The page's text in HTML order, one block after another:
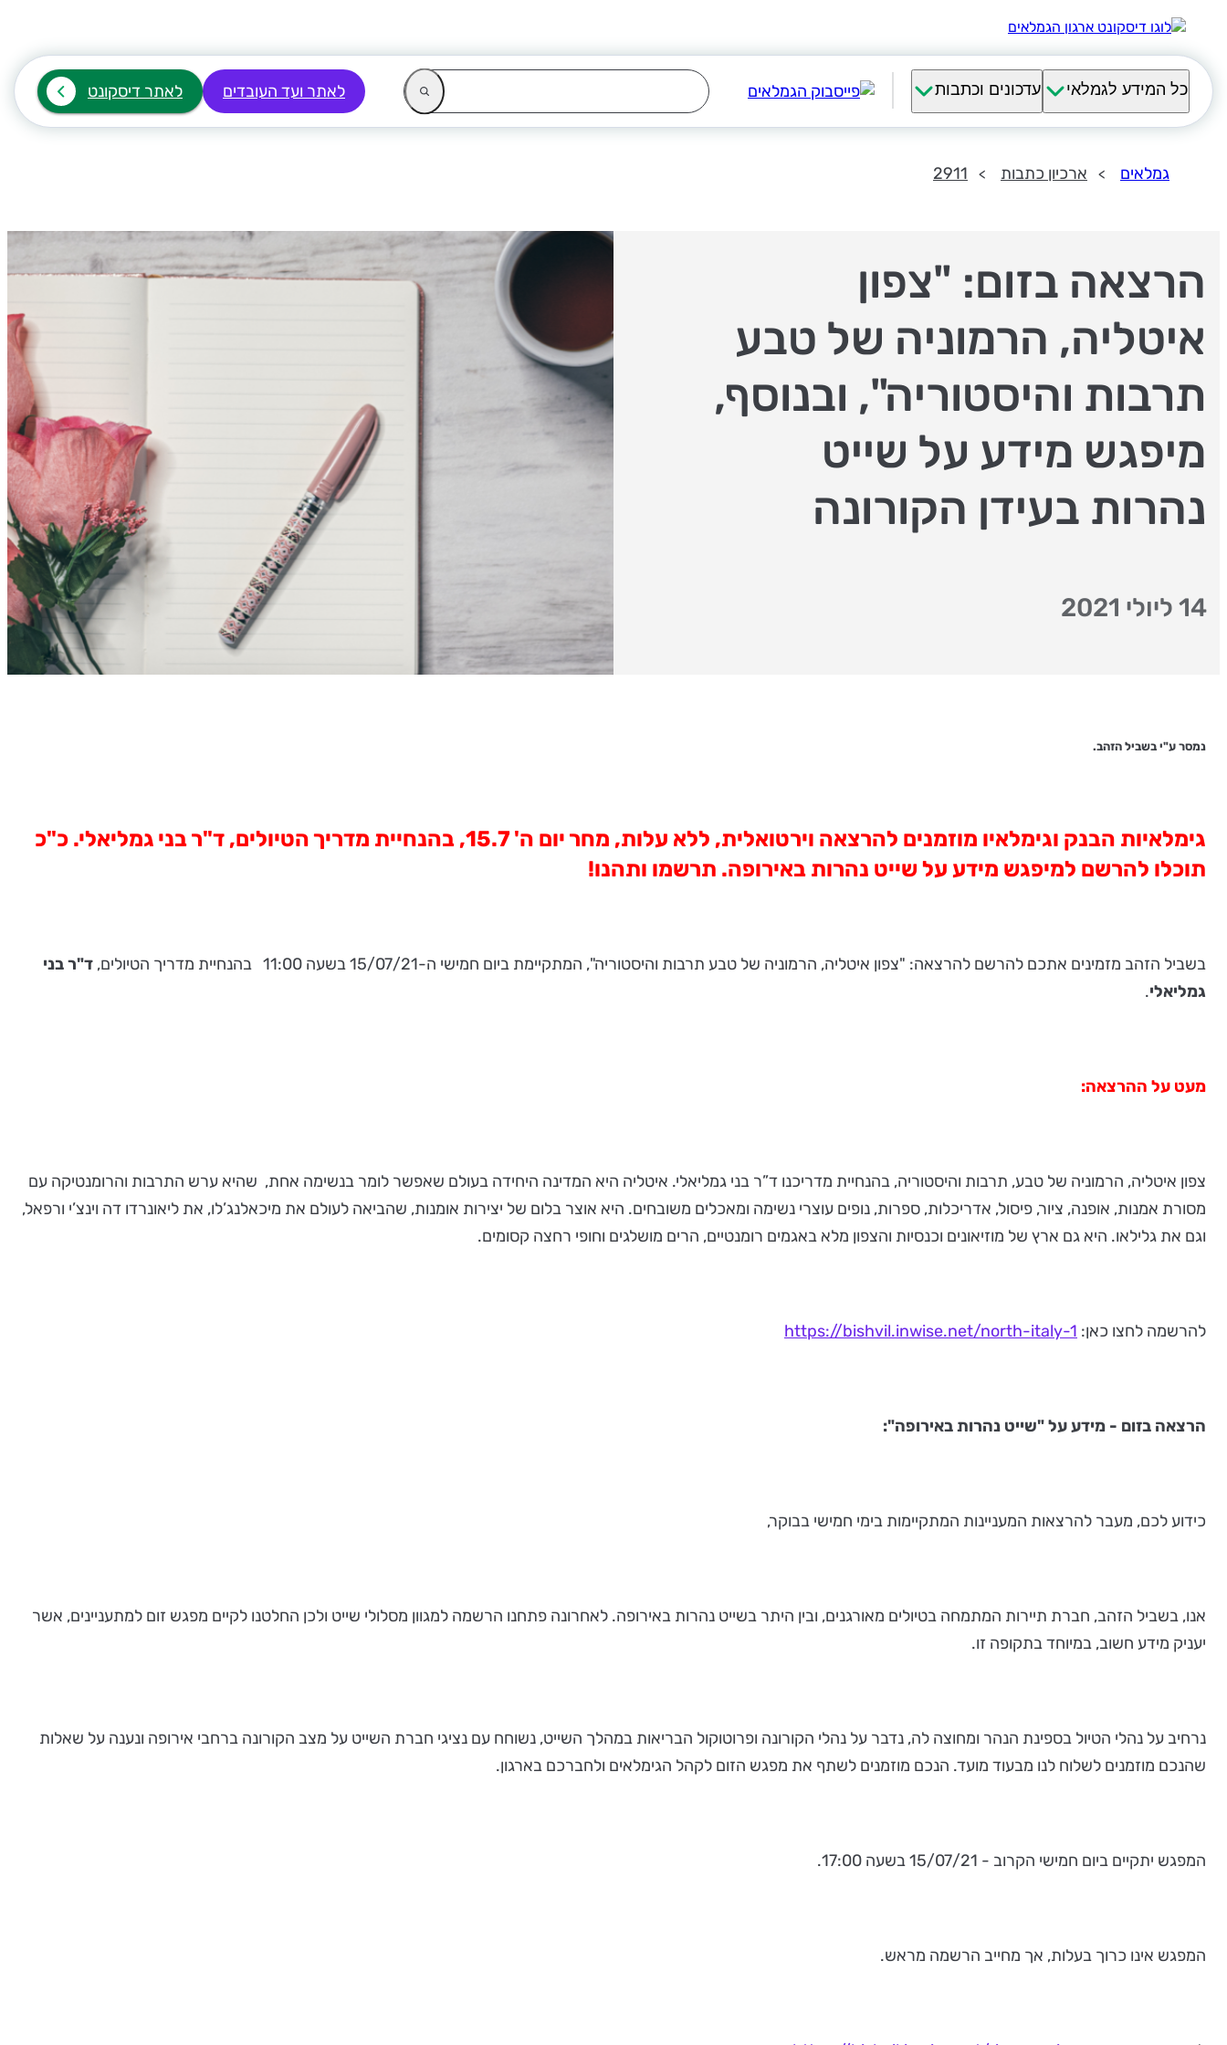
כל המידע לגמלאי עדכונים וכתבות לאתר ועד העובדים לאתר דיסקונט
גמלאים ארכיון כתבות 2911
הרצאה בזום: "צפון
איטליה, הרמוניה של טבע
תרבות והיסטוריה", ובנוסף,
מיפגש מידע על שייט
נהרות בעידן הקורונה
14 ליולי 2021
נמסר ע"י בשביל הזהב.
גימלאיות הבנק וגימלאיו מוזמנים להרצאה וירטואלית, ללא עלות, מחר יום ה' 15.7, בהנחיית מדריך הטיולים, ד"ר בני גמליאלי. כ"כ
תוכלו להרשם למיפגש מידע על שייט נהרות באירופה. תרשמו ותהנו!
בשביל הזהב מזמינים אתכם להרשם להרצאה: "צפון איטליה, הרמוניה של טבע תרבות והיסטוריה", המתקיימת ביום חמישי ה-15/07/21 בשעה 11:00 בהנחיית מדריך הטיולים,
ד"ר בני
גמליאלי.
מעט על ההרצאה:
צפון איטליה, הרמוניה של טבע, תרבות והיסטוריה, בהנחיית מדריכנו ד”ר בני גמליאלי. איטליה היא המדינה היחידה בעולם שאפשר לומר בנשימה אחת, שהיא ערש התרבות והרומנטיקה עם
מסורת אמנות, אופנה, ציור, פיסול, אדריכלות, ספרות, נופים עוצרי נשימה ומאכלים משובחים. היא אוצר בלום של יצירות אומנות, שהביאה לעולם את מיכאלנג’לו, את ליאונרדו דה וינצ’י ורפאל,
וגם את גלילאו. היא גם ארץ של מוזיאונים וכנסיות והצפון מלא באגמים רומנטיים, הרים מושלגים וחופי רחצה קסומים.
להרשמה לחצו כאן: https://bishvil.inwise.net/north-italy-1
הרצאה בזום - מידע על "שייט נהרות באירופה":
כידוע לכם, מעבר להרצאות המעניינות המתקיימות בימי חמישי בבוקר,
אנו, בשביל הזהב, חברת תיירות המתמחה בטיולים מאורגנים, ובין היתר בשייט נהרות באירופה. לאחרונה פתחנו הרשמה למגוון מסלולי שייט ולכן החלטנו לקיים מפגש זום למתעניינים, אשר
יעניק מידע חשוב, במיוחד בתקופה זו.
נרחיב על נהלי הטיול בספינת הנהר ומחוצה לה, נדבר על נהלי הקורונה ופרוטוקול הבריאות במהלך השייט, נשוחח עם נציגי חברת השייט על מצב הקורונה ברחבי אירופה ונענה על שאלות
שהנכם מוזמנים לשלוח לנו מבעוד מועד. הנכם מוזמנים לשתף את מפגש הזום לקהל הגימלאים ולחברכם בארגון.
המפגש יתקיים ביום חמישי הקרוב - 15/07/21 בשעה 17:00.
המפגש אינו כרוך בעלות, אך מחייב הרשמה מראש.